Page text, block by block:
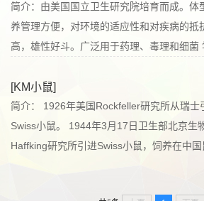
简介：由美国国立卫生研究院培育而成。体
养管理方便，对环境的适应性和对疾病的抵
高，雄性好斗。广泛用于药理、毒理和细菌
[KM小鼠]
简介： 1926年美国Rockfeller研究所从瑞士
Swiss小鼠。 1944年3月17日卫生部北京生
Haffking研究所引进Swiss小鼠，饲养在中